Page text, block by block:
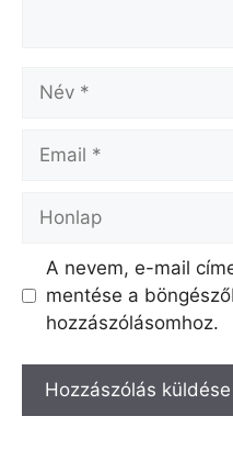
A nevem, e-mail
mentése a
hozzászólásomhoz.